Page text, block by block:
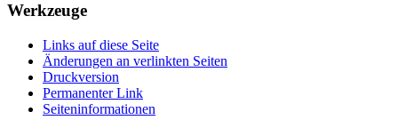
Werkzeuge
Links auf diese Seite
Änderungen an verlinkten Seiten
Druckversion
Permanenter Link
Seiten­­informationen